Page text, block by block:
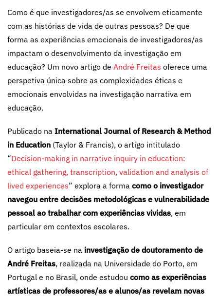
Como é que investigadores/as se envolvem eticamente
com as histórias de vida de outras pessoas? De que
forma as experiências emocionais de investigadores/as
impactam o desenvolvimento da investigação em
educação? Um novo artigo de André Freitas oferece uma
perspetiva única sobre as complexidades éticas e
emocionais envolvidas na investigação narrativa em
educação.
Publicado na International Journal of Research & Method
in Education (Taylor & Francis), o artigo intitulado
“Decision-making in narrative inquiry in education:
ethical gathering, transcription, validation and analysis of
lived experiences” explora a forma como o investigador
navegou entre decisões metodológicas e vulnerabilidade
pessoal ao trabalhar com experiências vividas, em
particular em contextos escolares.
O artigo baseia-se na investigação de doutoramento de
André Freitas, realizada na Universidade do Porto, em
Portugal e no Brasil, onde estudou como as experiências
artísticas de professores/as e alunos/as revelam novas